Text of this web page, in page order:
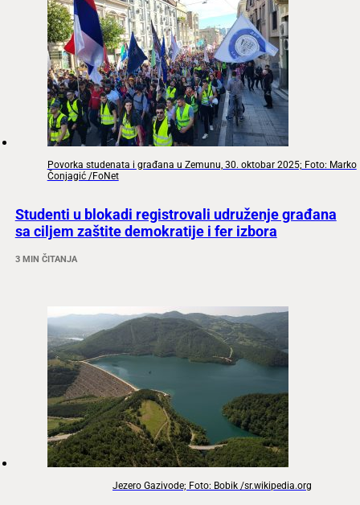
Povorka studenata i građana u Zemunu, 30. oktobar 2025; Foto: Marko
Čonjagić /FoNet
Studenti u blokadi registrovali udruženje građana
sa ciljem zaštite demokratije i fer izbora
3 MIN ČITANJA
Jezero Gazivode; Foto: Bobik /sr.wikipedia.org